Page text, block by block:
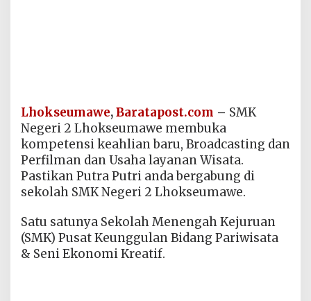
Lhokseumawe,Baratapost.com – SMK
Negeri 2 Lhokseumawe membuka
kompetensi keahlian baru, Broadcasting dan
Perfilman dan Usaha layanan Wisata.
Pastikan Putra Putri anda bergabung di
sekolah SMK Negeri 2 Lhokseumawe.
Satu satunya Sekolah Menengah Kejuruan
(SMK) Pusat Keunggulan Bidang Pariwisata
& Seni Ekonomi Kreatif.